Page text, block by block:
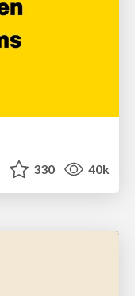
330 40k